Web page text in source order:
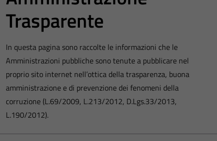
Trasparente
In questa pagina sono raccolte le informazioni che le
Amministrazioni pubbliche sono tenute a pubblicare nel
proprio sito internet nell’ottica della trasparenza, buona
amministrazione e di prevenzione dei fenomeni della
corruzione (L.69/2009, L.213/2012, D.Lgs.33/2013,
L.190/2012).